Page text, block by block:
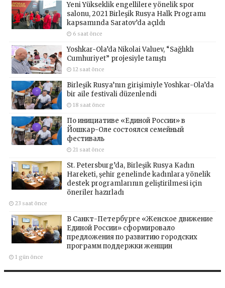
Yeni Yükseklik engellilere yönelik spor
salonu, 2021 Birleşik Rusya Halk Programı
kapsamında Saratov’da açıldı
6 saat önce
Yoshkar-Ola’da Nikolai Valuev, “Sağlıklı
Cumhuriyet” projesiyle tanıştı
12 saat önce
Birleşik Rusya’nın girişimiyle Yoshkar-Ola’da
bir aile festivali düzenlendi
18 saat önce
По инициативе «Единой России» в
Йошкар-Оле состоялся семейный
фестиваль
21 saat önce
St. Petersburg’da, Birleşik Rusya Kadın
Hareketi, şehir genelinde kadınlara yönelik
destek programlarının geliştirilmesi için
öneriler hazırladı
23 saat önce
В Санкт-Петербурге «Женское движение
Единой России» сформировало
предложения по развитию городских
программ поддержки женщин
1 gün önce